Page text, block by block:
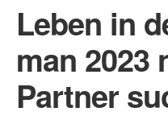
Leben in
man 2023
Partner